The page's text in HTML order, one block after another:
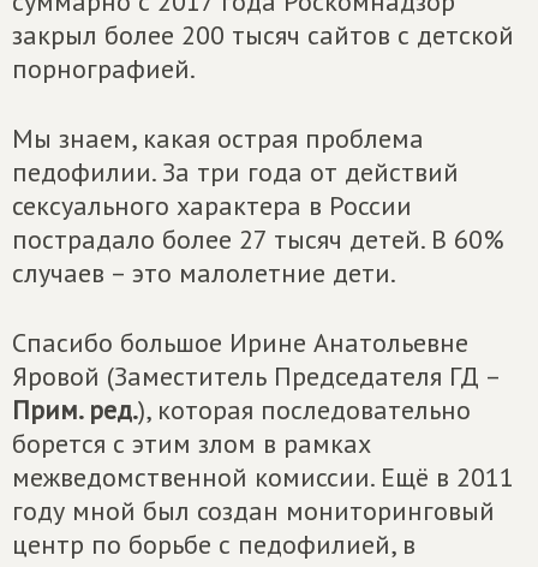
закрыл более 200 тысяч сайтов с детской
порнографией.
Мы знаем, какая острая проблема
педофилии. За три года от действий
сексуального характера в России
пострадало более 27 тысяч детей. В 60%
случаев – это малолетние дети.
Спасибо большое Ирине Анатольевне
Яровой (Заместитель Председателя ГД –
Прим. ред.), которая последовательно
борется с этим злом в рамках
межведомственной комиссии. Ещё в 2011
году мной был создан мониторинговый
центр по борьбе с педофилией, в